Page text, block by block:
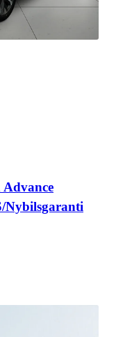
Nybilsgaranti